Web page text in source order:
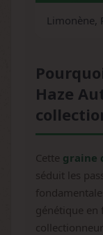
Limonène,
Haze
Cette graine
séduit les
génétique en